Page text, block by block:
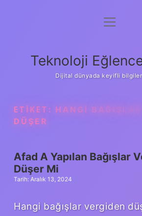
Anasayfa
Yasal Uyarı
menüyü
Teknoloji
Dijital dünyada keyifli
ETIKET: HANGI
DÜŞER
Afad A Yapılan Bağışlar
Düşer Mi
Tarih: Aralık 13, 2024
Hangi bağışlar vergiden